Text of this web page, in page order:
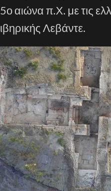
5ο αιώνα π.Χ. με τις
ιβηρικής Λεβάντε.